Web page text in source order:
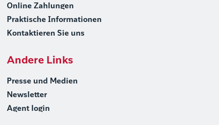
Online Zahlungen
Praktische Informationen
Kontaktieren Sie uns
Andere Links
Presse und Medien
Newsletter
Agent login